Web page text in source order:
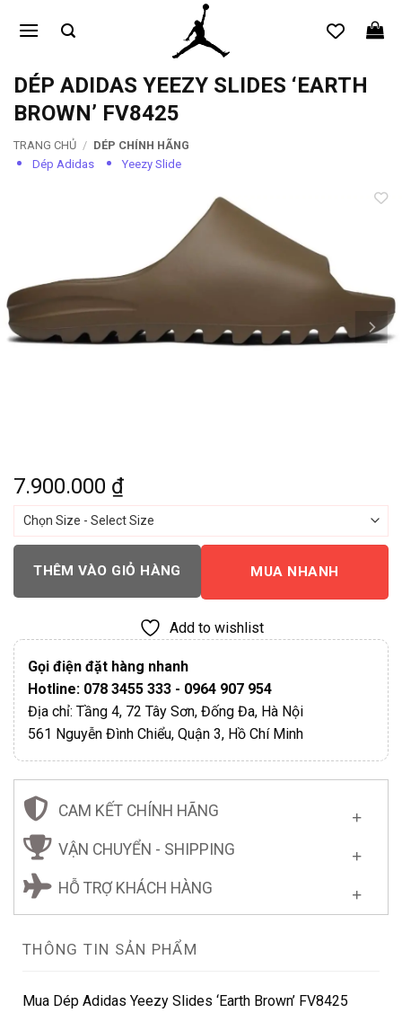
qua
dungDÉP ADIDAS YEEZY SLIDES ‘EARTH
BROWN’ FV8425
TRANG CHỦ / DÉP CHÍNH HÃNG
Dép Adidas
Yeezy Slide
7.900.000 ₫
THÊM VÀO GIỎ HÀNG MUA NHANH
Add to wishlist
Gọi điện đặt hàng nhanh
Hotline: 078 3455 333 - 0964 907 954
Địa chỉ: Tầng 4, 72 Tây Sơn, Đống Đa, Hà Nội
561 Nguyễn Đình Chiểu, Quận 3, Hồ Chí Minh
CAM KẾT CHÍNH HÃNG
VẬN CHUYỂN - SHIPPING
HỖ TRỢ KHÁCH HÀNG
THÔNG TIN SẢN PHẨM
Mua Dép Adidas Yeezy Slides ‘Earth Brown’ FV8425